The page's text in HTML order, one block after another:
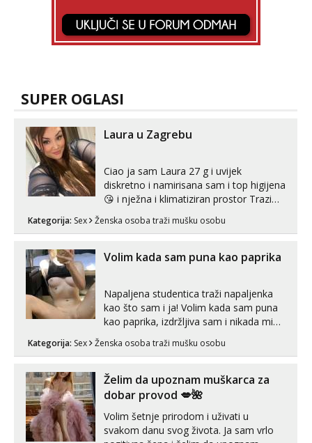
SUPER OGLASI
Laura u Zagrebu
Ciao ja sam Laura 27 g i uvijek
diskretno i namirisana sam i top higijena
😘 i nježna i klimatiziran prostor Trazim
Pusenje i gutanje sperme Erotsko rublje
tijelu Iskljucivo neradim analni !!! I
Kategorija: Sex Ženska osoba traži mušku osobu
Volim kada sam puna kao paprika
Napaljena studentica traži napaljenka
kao što sam i ja! Volim kada sam puna
kao paprika, izdržljiva sam i nikada mi
puta dnevno bilo kad i bilo gdje zato se
link ispod i nadji me tamo, cekam te!
Kategorija: Sex Ženska osoba traži mušku osobu
Želim da upoznam muškarca za
dobar provod 💋🌺
Volim šetnje prirodom i uživati u
svakom danu svog života. Ja sam vrlo